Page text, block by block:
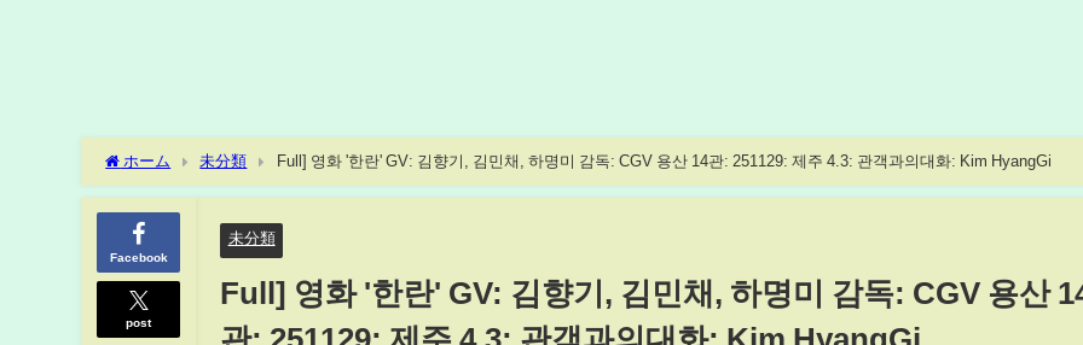
ホーム 未分類 Full] 영화 '한란' GV: 김향기, 김민채, 하명미 감독: CGV 용산 14관: 251129: 제주 4.3: 관객과의대화: Kim HyangGi
Facebook
post
未分類
Full] 영화 '한란' GV: 김향기, 김민채, 하명미 감독: CGV 용산
관: 251129: 제주 4.3: 관객과의대화: Kim HyangGi